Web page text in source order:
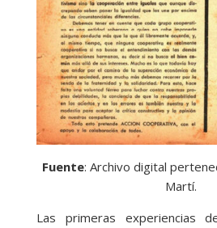
Fuente: Archivo digital
Martí.
Las primeras experiencias